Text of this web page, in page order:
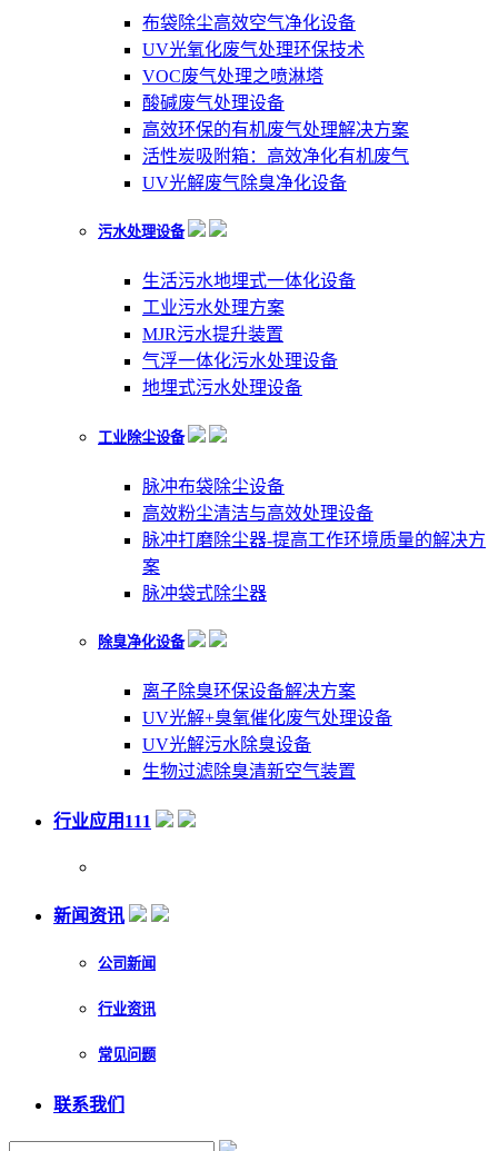
布袋除尘高效空气净化设备
UV光氧化废气处理环保技术
VOC废气处理之喷淋塔
酸碱废气处理设备
高效环保的有机废气处理解决方案
活性炭吸附箱：高效净化有机废气
UV光解废气除臭净化设备
污水处理设备
生活污水地埋式一体化设备
工业污水处理方案
MJR污水提升装置
气浮一体化污水处理设备
地埋式污水处理设备
工业除尘设备
脉冲布袋除尘设备
高效粉尘清洁与高效处理设备
脉冲打磨除尘器-提高工作环境质量的解决方
案
脉冲袋式除尘器
除臭净化设备
离子除臭环保设备解决方案
UV光解+臭氧催化废气处理设备
UV光解污水除臭设备
生物过滤除臭清新空气装置
行业应用111
新闻资讯
公司新闻
行业资讯
常见问题
联系我们